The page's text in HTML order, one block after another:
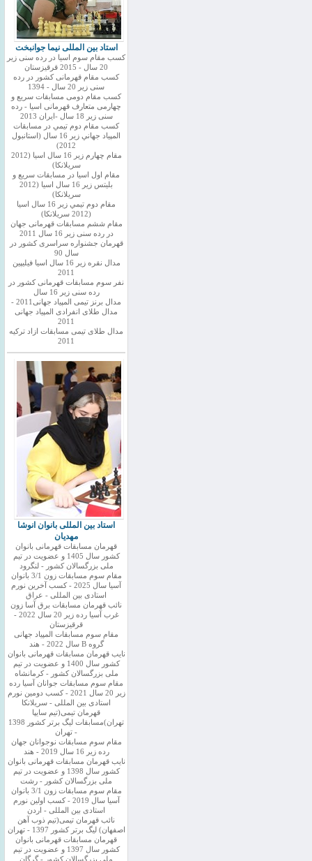
استاد بین المللی نیما جوانبخت
کسب مقام سوم اسیا در رده سنی زیر
20 سال - 2015 قرقیزستان
کسب مقام قهرمانی کشور در رده
سنی زیر 20 سال - 1394
کسب مقام دومی مسابقات سریع و
چهارمی متعارف قهرمانی اسیا - رده
سنی زیر 18 سال -ایران 2013
كسب مقام دوم تيمي در مسابقات
المپياد جهاني زير 16 سال (استانبول
2012)
مقام چهارم زير 16 سال اسيا (2012
سريلانكا)
مقام اول اسيا در مسابقات سريع و
بليتس زير 16 سال اسيا (2012
سريلانكا)
مقام دوم تيمي زير 16 سال اسيا
(2012 سريلانكا)
مقام ششم مسابقات قهرمانی جهان
در رده سنی زیر 16 سال 2011
قهرمان جشنواره سراسری کشور در
سال 90
مدال نقره زیر 16 سال اسیا فیلیپین
2011
نفر سوم مسابقات قهرمانی کشور در
رده سنی زیر 16 سال
مدال برنز تیمی المپیاد جهانی2011 -
مدال طلای انفرادی المپیاد جهانی
2011
مدال طلای تیمی مسابقات ازاد ترکیه
2011
استاد بین المللی بانوان انوشا
مهدیان
قهرمان مسابقات قهرمانی بانوان
کشور سال 1405 و عضویت در تیم
ملی بزرگسالان کشور - لنگرود
مقام سوم مسابقات زون 3/1 بانوان
آسیا سال 2025 - کسب آخرین نورم
استادی بین المللی - عراق
نائب قهرمان مسابقات برق آسا زون
غرب آسیا رده زیر 20 سال 2022 -
قرقیزستان
مقام سوم مسابقات المپیاد جهانی
گروه B سال 2022 - هند
نایب قهرمان مسابقات قهرمانی بانوان
کشور سال 1400 و عضویت در تیم
ملی بزرگسالان کشور - کرمانشاه
مقام سوم مسابقات جوانان آسیا رده
زیر 20 سال 2021 - کسب دومین نورم
استادی بین المللی - سریلانکا
قهرمان تیمی(تیم سایپا
تهران)مسابقات لیگ برتر کشور 1398
- تهران
مقام سوم مسابقات نوجوانان جهان
رده زیر 16 سال 2019 - هند
نایب قهرمان مسابقات قهرمانی بانوان
کشور سال 1398 و عضویت در تیم
ملی بزرگسالان کشور - رشت
مقام سوم مسابقات زون 3/1 بانوان
آسیا سال 2019 - کسب اولین نورم
استادی بین المللی - اردن
نائب قهرمان تیمی(تیم ذوب آهن
اصفهان) لیگ برتر کشور 1397 - تهران
قهرمان مسابقات قهرمانی بانوان
کشور سال 1397 و عضویت در تیم
ملی بزرگسالان کشور - گرگان